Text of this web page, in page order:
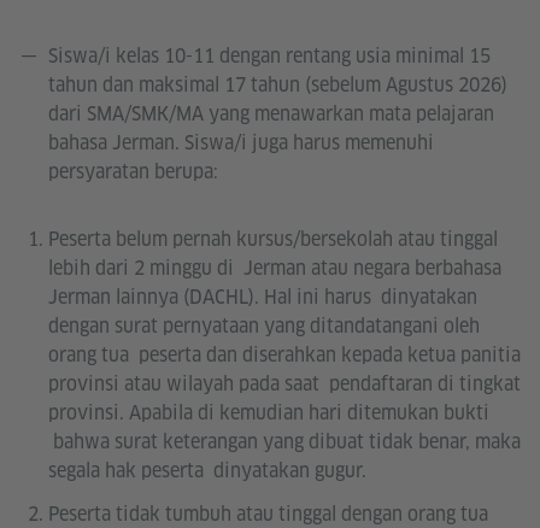
Siswa/i kelas 10-11 dengan rentang usia minimal 15
tahun dan maksimal 17 tahun (sebelum Agustus 2026)
dari SMA/SMK/MA yang menawarkan mata pelajaran
bahasa Jerman. Siswa/i juga harus memenuhi
persyaratan berupa:
Peserta belum pernah kursus/bersekolah atau tinggal
lebih dari 2 minggu di Jerman atau negara berbahasa
Jerman lainnya (DACHL). Hal ini harus dinyatakan
dengan surat pernyataan yang ditandatangani oleh
orang tua peserta dan diserahkan kepada ketua panitia
provinsi atau wilayah pada saat pendaftaran di tingkat
provinsi. Apabila di kemudian hari ditemukan bukti
bahwa surat keterangan yang dibuat tidak benar, maka
segala hak peserta dinyatakan gugur.
Peserta tidak tumbuh atau tinggal dengan orang tua